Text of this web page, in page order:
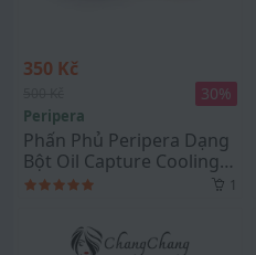
350 Kč
30%
Peripera
Phấn Phủ Peripera Dạng
Bột Oil Capture Cooling
Powder
1